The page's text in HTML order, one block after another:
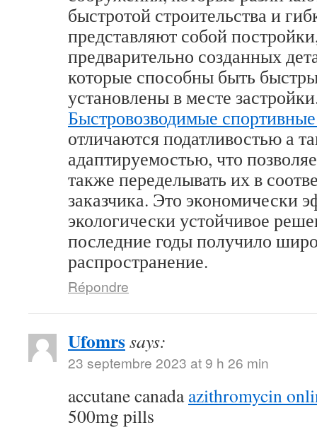
быстротой строительства и
представляют собой
предварительно созданных
которые способны быть
установлены в месте
Быстровозводимые
отличаются податливостью а
адаптируемостью, что
также переделывать их в
заказчика. Это экономически
экологически устойчивое
последние годы получило
распространение.
Répondre
Ufomrssays:
23 septembre 2023 at 9 h 26 min
accutane canadaazithromycin
500mg pills